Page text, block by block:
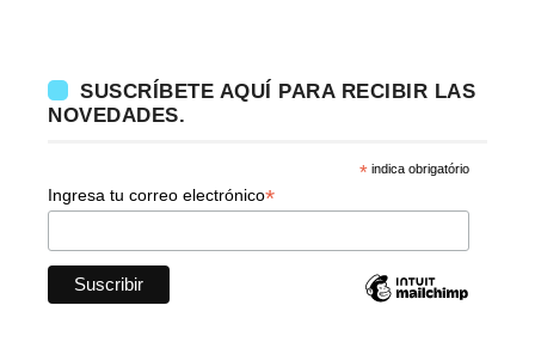
SUSCRÍBETE AQUÍ PARA RECIBIR LAS
NOVEDADES.
* indica obrigatório
Ingresa tu correo electrónico*